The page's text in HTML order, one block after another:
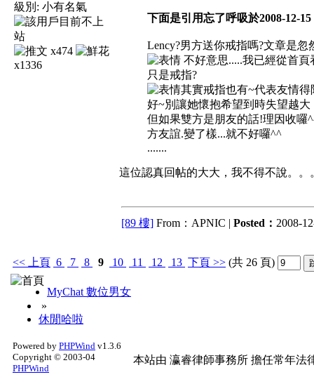
級別: 小有名氣
x474
x1336
下面是引用忘了呼吸於2008-12-
Lency?男方送你戒指嗎?文章是忽
不好意思.....我已經從首
只是戒指?
其實戒指也有~代表友情
好~別讓她懷抱希望到時失望越大
但如果雙方是朋友的話!理因收囉
方友誼.變了樣...就不好囉^^
.......
這位認真回帖的大大，我不得不說。。
[89 樓] From：APNIC | Posted： 2008-
<< 上頁 6 7 8 9 10 11 12 13 下頁 >> (共 26 頁)
MyChat 數位男女
»
休閒哈啦
Powered by PHPWind v1.3.6
Copyright © 2003-04
PHPWind
本站由 瀛睿律師事務所 擔任常年法